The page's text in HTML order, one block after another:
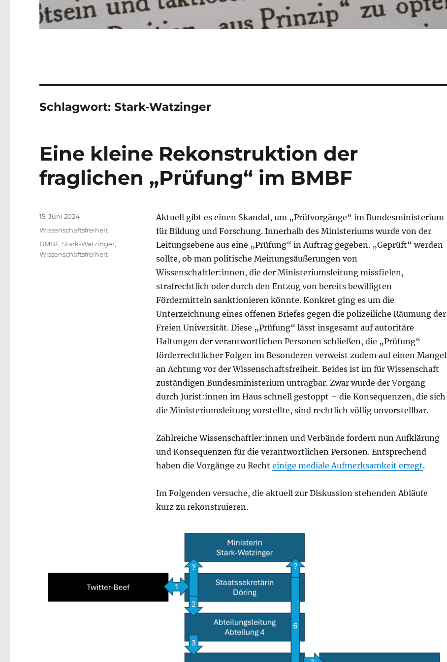
Schlagwort:Stark-Watzinger
Eine kleine Rekonstruktion der
fraglichen „Prüfung“ im BMBF
Aktuell gibt es einen Skandal, um „Prüfvorgänge“ im Bundesministerium
für Bildung und Forschung. Innerhalb des Ministeriums wurde von der
Leitungsebene aus eine „Prüfung“ in Auftrag gegeben. „Geprüft“ werden
sollte, ob man politische Meinungsäußerungen von
Wissenschaftler:innen, die der Ministeriumsleitung missfielen,
strafrechtlich oder durch den Entzug von bereits bewilligten
Fördermitteln sanktionieren könnte. Konkret ging es um die
Unterzeichnung eines offenen Briefes gegen die polizeiliche Räumung der
Freien Universität. Diese „Prüfung“ lässt insgesamt auf autoritäre
Haltungen der verantwortlichen Personen schließen, die „Prüfung“
förderrechtlicher Folgen im Besonderen verweist zudem auf einen Mangel
an Achtung vor der Wissenschaftsfreiheit. Beides ist im für Wissenschaft
zuständigen Bundesministerium untragbar. Zwar wurde der Vorgang
durch Jurist:innen im Haus schnell gestoppt – die Konsequenzen, die sich
die Ministeriumsleitung vorstellte, sind rechtlich völlig unvorstellbar.
Zahlreiche Wissenschaftler:innen und Verbände fordern nun Aufklärung
und Konsequenzen für die verantwortlichen Personen. Entsprechend
haben die Vorgänge zu Recht einige mediale Aufmerksamkeit erregt.
Im Folgenden versuche, die aktuell zur Diskussion stehenden Abläufe
kurz zu rekonstruieren.
Veröffentlicht
am
15. Juni 2024
Kategorien
Wissenschaftsfreiheit
Schlagwörter
BMBF,Stark-Watzinger,
Wissenschaftsfreiheit